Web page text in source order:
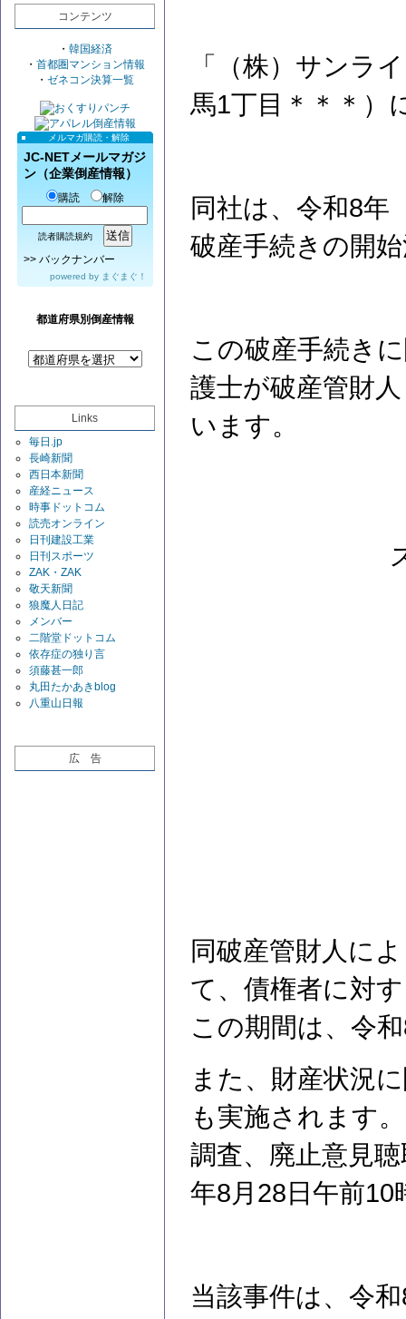
コンテンツ
・ 韓国経済
・ 首都圏マンション情報
・ ゼネコン決算一覧
メルマガ購読・解除
JC-NETメールマガジ
ン（企業倒産情報）
購読 解除
読者購読規約
>> バックナンバー
powered by まぐまぐ！
都道府県別倒産情報
Links
毎日.jp
長崎新聞
西日本新聞
産経ニュース
時事ドットコム
読売オンライン
日刊建設工業
日刊スポーツ
ZAK・ZAK
敬天新聞
狼魔人日記
メンバー
二階堂ドットコム
依存症の独り言
須藤甚一郎
丸田たかあきblog
八重山日報
広 告
「（株）サンラ
馬1丁目＊＊＊）
同社は、令和8年
破産手続きの開
この破産手続き
護士が破産管財
います。
同破産管財人に
て、債権者に対
この期間は、令
また、財産状況
も実施されます
調査、廃止意見
年8月28日午前
当該事件は、令